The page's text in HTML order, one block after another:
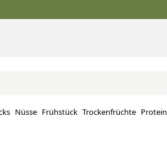
Nüsse Frühstück Trockenfrüchte